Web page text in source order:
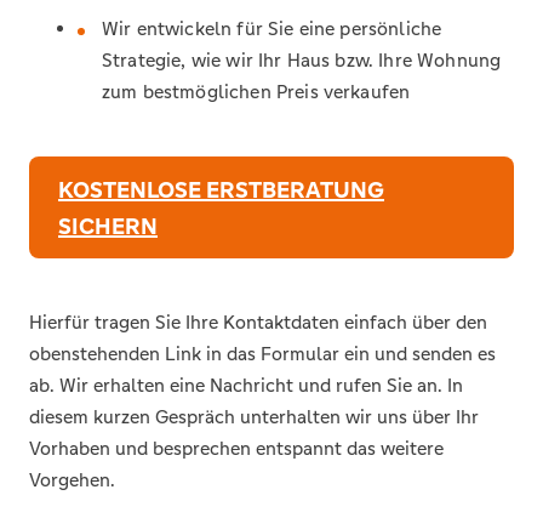
Wir entwickeln für Sie eine persönliche
Strategie, wie wir Ihr Haus bzw. Ihre Wohnung
zum bestmöglichen Preis verkaufen
KOSTENLOSE ERSTBERATUNG
SICHERN
Hierfür tragen Sie Ihre Kontaktdaten einfach über den
obenstehenden Link in das Formular ein und senden es
ab. Wir erhalten eine Nachricht und rufen Sie an. In
diesem kurzen Gespräch unterhalten wir uns über Ihr
Vorhaben und besprechen entspannt das weitere
Vorgehen.